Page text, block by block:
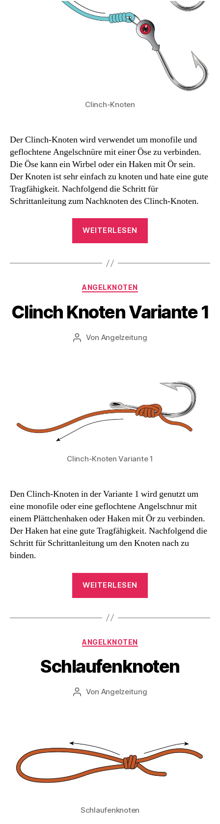
Clinch-Knoten
Der Clinch-Knoten wird verwendet um monofile und
geflochtene Angelschnüre mit einer Öse zu verbinden.
Die Öse kann ein Wirbel oder ein Haken mit Ör sein.
Der Knoten ist sehr einfach zu knoten und hate eine gute
Tragfähigkeit. Nachfolgend die Schritt für
Schrittanleitung zum Nachknoten des Clinch-Knoten.
WEITERLESEN
Kategorien
ANGELKNOTEN
Clinch Knoten Variante 1
Beitragsautor
Von Angelzeitung
Clinch-Knoten Variante 1
Den Clinch-Knoten in der Variante 1 wird genutzt um
eine monofile oder eine geflochtene Angelschnur mit
einem Plättchenhaken oder Haken mit Ör zu verbinden.
Der Haken hat eine gute Tragfähigkeit. Nachfolgend die
Schritt für Schrittanleitung um den Knoten nach zu
binden.
WEITERLESEN
1“
Kategorien
ANGELKNOTEN
Schlaufenknoten
Beitragsautor
Von Angelzeitung
Schlaufenknoten